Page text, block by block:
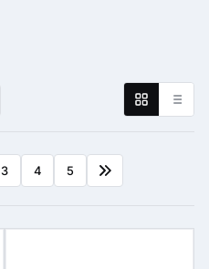
3 4 5